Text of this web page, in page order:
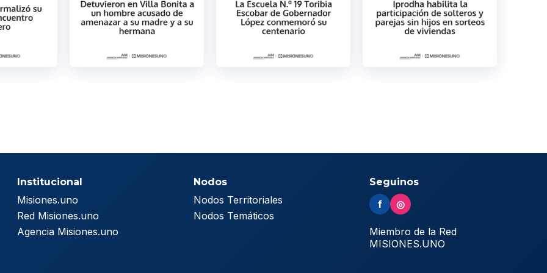
Institucional
Misiones.uno
Red Misiones.uno
Agencia Misiones.uno
Nodos
Nodos Territoriales
Nodos Temáticos
Seguinos
f ◎
Miembro de la Red
MISIONES.UNO